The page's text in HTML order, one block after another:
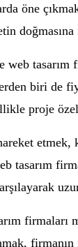
öne
web
biri de
proje
tasarım
firmanın